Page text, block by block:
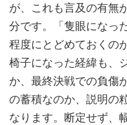
が、これも言及の有無
分です。「隻眼になっ
程度にとどめておくの
椅子になった経緯も、
か、最終決戦での負傷
の蓄積なのか、説明の
なります。断定せず、